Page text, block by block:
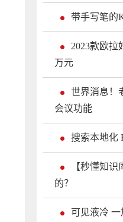
带手写笔的
2023款欧拉
万元
世界消息！
会议功能
搜索本地化
【秒懂知
的？
可见液冷